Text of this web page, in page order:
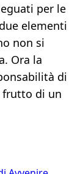
per le
elementi
non si
Ora la
di
frutto di un